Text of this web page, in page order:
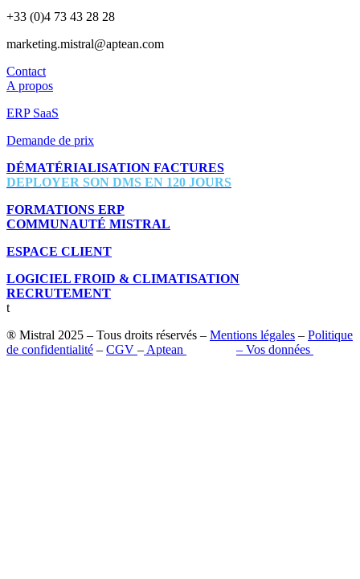
+33 (0)4 73 43 28 28
marketing.mistral@aptean.com
Contact
A propos
ERP SaaS
Demande de prix
DÉMATÉRIALISATION FACTURES
DEPLOYER SON DMS EN 120 JOURS
FORMATIONS ERP
COMMUNAUTÉ MISTRAL
ESPACE CLIENT
LOGICIEL FROID & CLIMATISATION
RECRUTEMENT
t
® Mistral 2025 – Tous droits réservés – Mentions légales – Politique
de confidentialité – CGV – Aptean – Vos données